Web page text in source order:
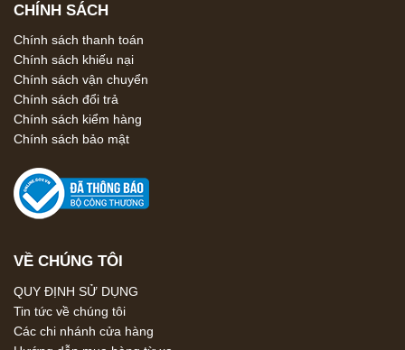
CHÍNH SÁCH
Chính sách thanh toán
Chính sách khiếu nại
Chính sách vận chuyển
Chính sách đổi trả
Chính sách kiểm hàng
Chính sách bảo mật
VỀ CHÚNG TÔI
QUY ĐỊNH SỬ DỤNG
Tin tức về chúng tôi
Các chi nhánh cửa hàng